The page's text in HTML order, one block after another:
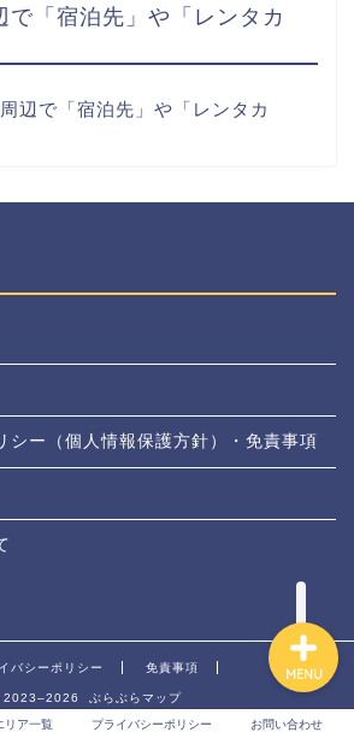
で「宿泊先」や「レンタカ
辺で「宿泊先」や「レンタカ
シー（個人情報保護方針）・免責事項
バシーポリシー 免責事項
2023–2026 ぶらぶらマップ
リア一覧 プライバシーポリシー お問い合わせ
MENU
奈良